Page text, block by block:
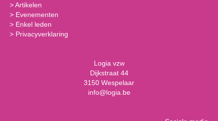
>Artikelen
> Evenementen
> Enkel leden
> Privacyverklaring
Logia vzw
Dijkstraat 44
3150 Wespelaar
info@logia.be